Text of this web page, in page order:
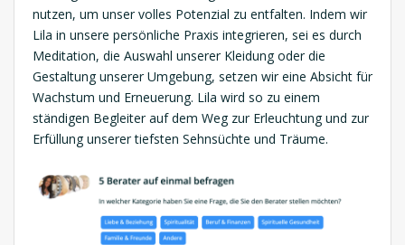
nutzen, um unser volles Potenzial zu entfalten. Indem wir
Lila in unsere persönliche Praxis integrieren, sei es durch
Meditation, die Auswahl unserer Kleidung oder die
Gestaltung unserer Umgebung, setzen wir eine Absicht für
Wachstum und Erneuerung. Lila wird so zu einem
ständigen Begleiter auf dem Weg zur Erleuchtung und zur
Erfüllung unserer tiefsten Sehnsüchte und Träume.